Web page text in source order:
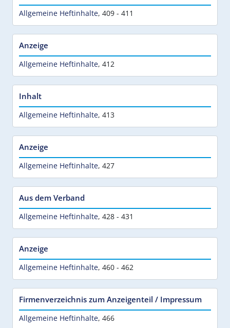
Allgemeine Heftinhalte, 409 - 411
Anzeige
Allgemeine Heftinhalte, 412
Inhalt
Allgemeine Heftinhalte, 413
Anzeige
Allgemeine Heftinhalte, 427
Aus dem Verband
Allgemeine Heftinhalte, 428 - 431
Anzeige
Allgemeine Heftinhalte, 460 - 462
Firmenverzeichnis zum Anzeigenteil / Impressum
Allgemeine Heftinhalte, 466